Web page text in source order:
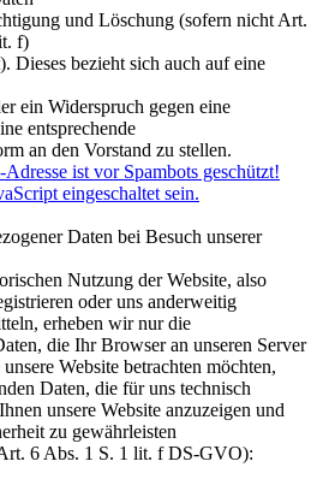
und Löschung (sofern nicht Art.
f)
Dieses bezieht sich auch auf eine
ein Widerspruch gegen eine
entsprechende
an den Vorstand zu stellen.
ist vor Spambots geschützt!
eingeschaltet sein.
Daten bei Besuch unserer
Nutzung der Website, also
oder uns anderweitig
erheben wir nur die
die Ihr Browser an unseren Server
Website betrachten möchten,
Daten, die für uns technisch
unsere Website anzuzeigen und
zu gewährleisten
6 Abs. 1 S. 1 lit. f DS-GVO):